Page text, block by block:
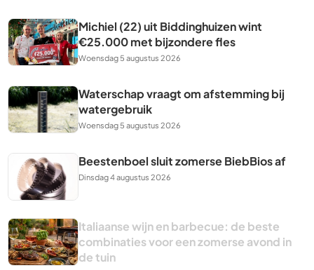
Michiel (22) uit Biddinghuizen wint
€25.000 met bijzondere fles
Woensdag 5 augustus 2026
Waterschap vraagt om afstemming bij
watergebruik
Woensdag 5 augustus 2026
Beestenboel sluit zomerse BiebBios af
Dinsdag 4 augustus 2026
Italiaanse wijn en barbecue: de beste
combinaties voor een zomerse avond in
de tuin